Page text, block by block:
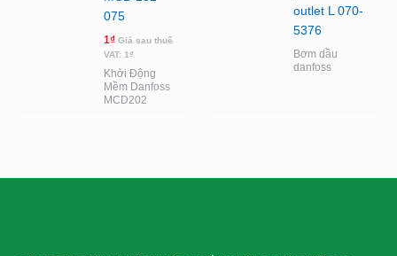
075
1₫ Giá sau thuế
VAT: 1₫
Khởi Động
Mềm Danfoss
MCD202
outlet L 070-
5376
Bơm dầu
danfoss